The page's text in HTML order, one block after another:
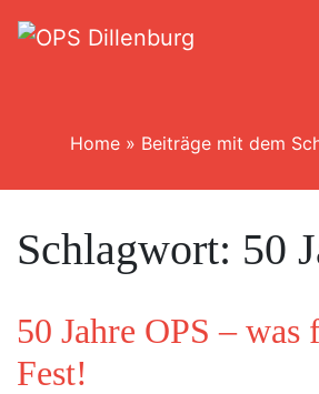
Home » Beiträge mit dem
Schlagwort: 50
50 Jahre OPS – was
Fest!